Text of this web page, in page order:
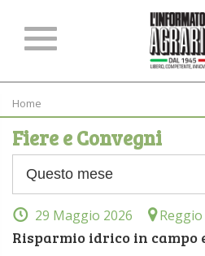
Home
Fiere e Convegni
29 Maggio 2026 Reggio
Risparmio idrico in